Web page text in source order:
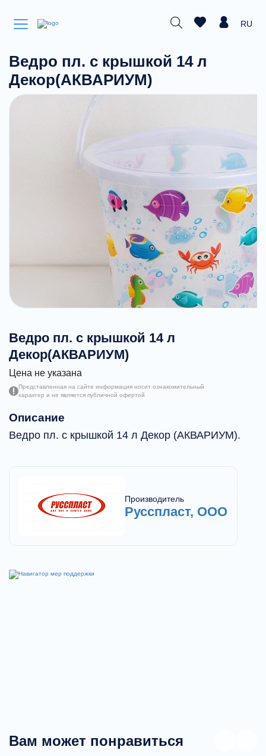
RU
Ведро пл. с крышкой 14 л
Декор(АКВАРИУМ)
Ведро пл. с крышкой 14 л
Декор(АКВАРИУМ)
Цена не указана
Представленная на сайте информация носит ознакомительный
характер и не является публичной офертой
Описание
Ведро пл. с крышкой 14 л Декор (АКВАРИУМ).
Производитель
Русспласт, ООО
Вам может понравиться